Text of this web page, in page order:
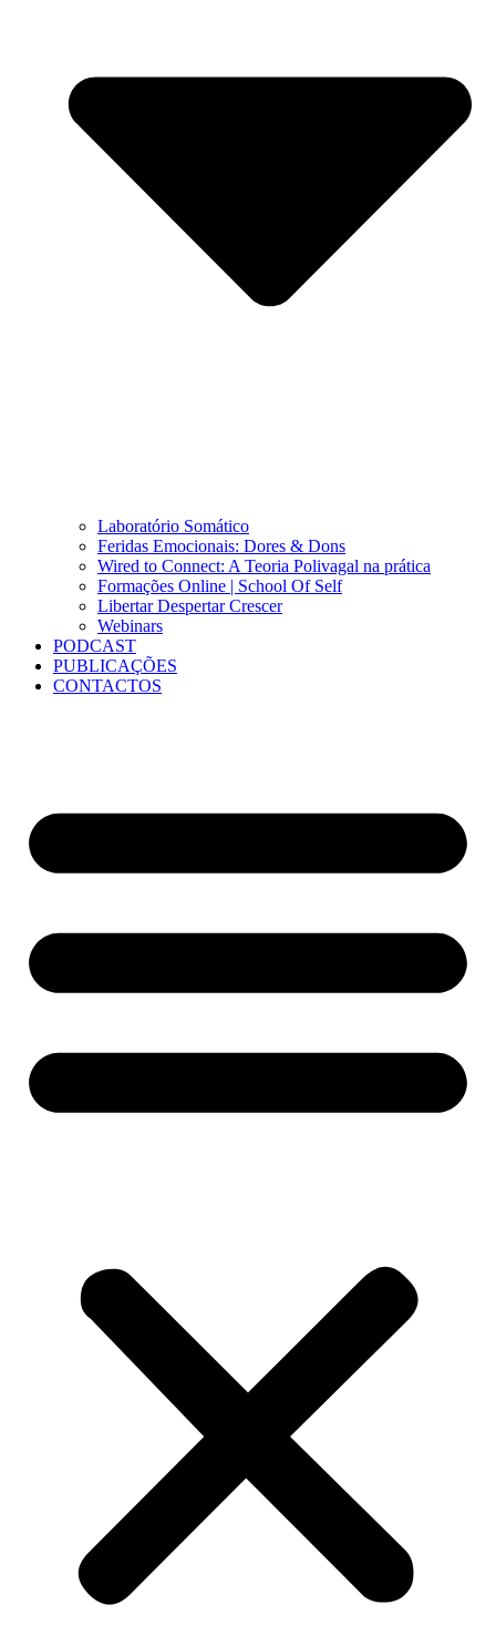
Laboratório Somático
Feridas Emocionais: Dores & Dons
Wired to Connect: A Teoria Polivagal na prática
Formações Online | School Of Self
Libertar Despertar Crescer
Webinars
PODCAST
PUBLICAÇÕES
CONTACTOS